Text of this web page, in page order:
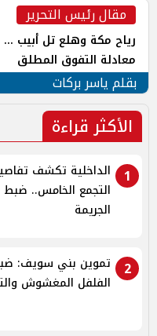
مقال رئيس التحرير
رياح مكة وهلع تل أبيب
معادلة التفوق المطلق
بقلم ياسر بركات
الأكثر قراءة
1
الداخلية تكشف
التجمع الخامس.. ضبط
الجريمة
2
تموين بني سويف:
الفلفل المغشوش